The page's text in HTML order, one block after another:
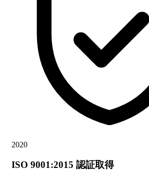
2020
ISO 9001:2015 認証取得